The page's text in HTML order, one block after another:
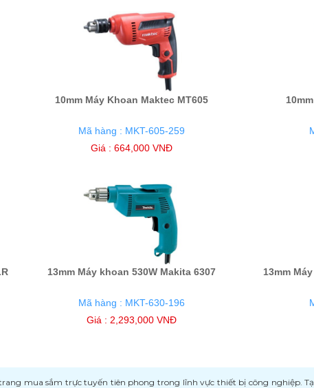
10mm Máy Khoan Maktec MT605
Mã hàng : MKT-605-259
Giá : 664,000 VNĐ
13mm Máy khoan 530W Makita 6307
Mã hàng : MKT-630-196
Giá : 2,293,000 VNĐ
13mm
mua sắm trực tuyến tiên phong trong lĩnh vực thiết bị công nghiệp.